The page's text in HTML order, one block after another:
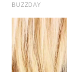
MALUT
WN
DAIRI
WN